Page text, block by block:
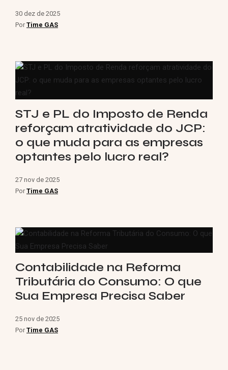
30 dez de 2025
Por Time GAS
STJ e PL do Imposto de Renda
reforçam atratividade do JCP:
o que muda para as empresas
optantes pelo lucro real?
27 nov de 2025
Por Time GAS
Contabilidade na Reforma
Tributária do Consumo: O que
Sua Empresa Precisa Saber
25 nov de 2025
Por Time GAS